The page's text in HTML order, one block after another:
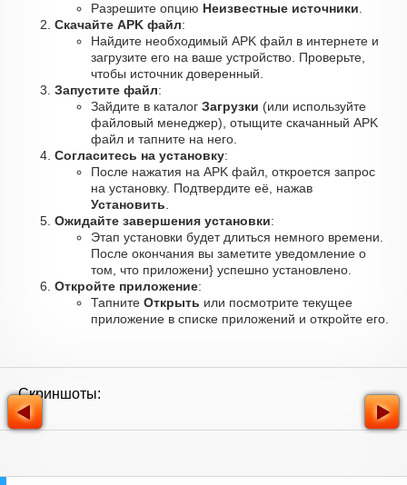
Разрешите опцию Неизвестные источники
Скачайте APK файл:
Найдите необходимый APK файл в интернете и
загрузите его на ваше устройство. Проверьте,
чтобы источник доверенный.
Запустите файл:
Зайдите в каталог Загрузки (или используйте
файловый менеджер), отыщите скачанный APK
файл и тапните на него.
Согласитесь на установку:
После нажатия на APK файл, откроется запрос
на установку. Подтвердите её, нажав
Установить
Ожидайте завершения установки:
Этап установки будет длиться немного времени.
После окончания вы заметите уведомление о
том, что приложени} успешно установлено.
Откройте приложение:
Тапните Открыть или посмотрите текущее
приложение в списке приложений и откройте его.
Скриншоты: